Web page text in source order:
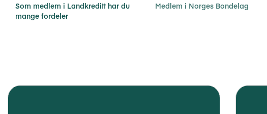
Som medlem i Landkreditt har du
mange fordeler
Medlem i Norges Bondelag